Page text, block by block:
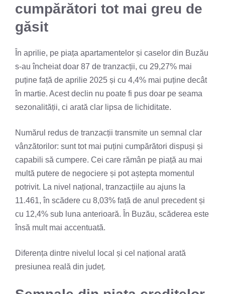
cumpărători tot mai greu de
găsit
În aprilie, pe piața apartamentelor și caselor din Buzău
s-au încheiat doar 87 de tranzacții, cu 29,27% mai
puține față de aprilie 2025 și cu 4,4% mai puține decât
în martie. Acest declin nu poate fi pus doar pe seama
sezonalității, ci arată clar lipsa de lichiditate.
Numărul redus de tranzacții transmite un semnal clar
vânzătorilor: sunt tot mai puțini cumpărători dispuși și
capabili să cumpere. Cei care rămân pe piață au mai
multă putere de negociere și pot aștepta momentul
potrivit. La nivel național, tranzacțiile au ajuns la
11.461, în scădere cu 8,03% față de anul precedent și
cu 12,4% sub luna anterioară. În Buzău, scăderea este
însă mult mai accentuată.
Diferența dintre nivelul local și cel național arată
presiunea reală din județ.